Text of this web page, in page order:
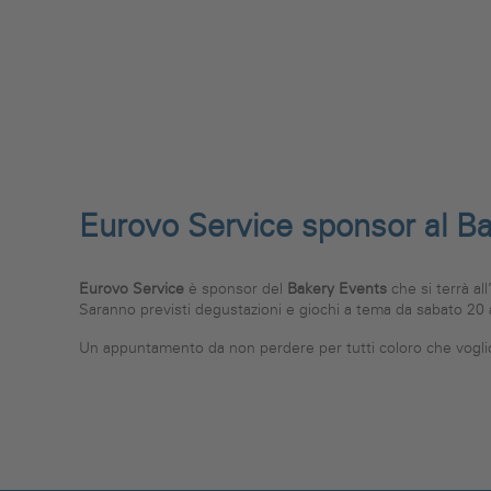
Eurovo Service sponsor al
Eurovo Service è sponsor del Bakery Events che si terrà
Saranno previsti degustazioni e giochi a tema da sabato
Un appuntamento da non perdere per tutti coloro che